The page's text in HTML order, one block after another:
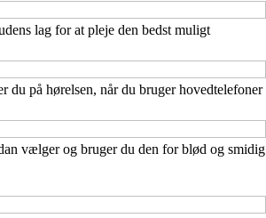
lag for at pleje den bedst muligt
du på hørelsen, når du bruger hovedtelefoner
vælger og bruger du den for blød og smidig